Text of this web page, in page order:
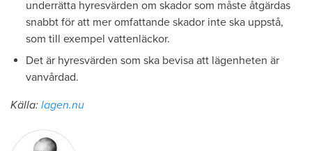
underrätta hyresvärden om skador som måste åtgärdas
snabbt för att mer omfattande skador inte ska uppstå,
som till exempel vattenläckor.
Det är hyresvärden som ska bevisa att lägenheten är
vanvårdad.
Källa: lagen.nu